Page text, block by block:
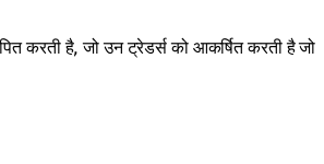
करती है, जो उन ट्रेडर्स को आकर्षित करती है जो